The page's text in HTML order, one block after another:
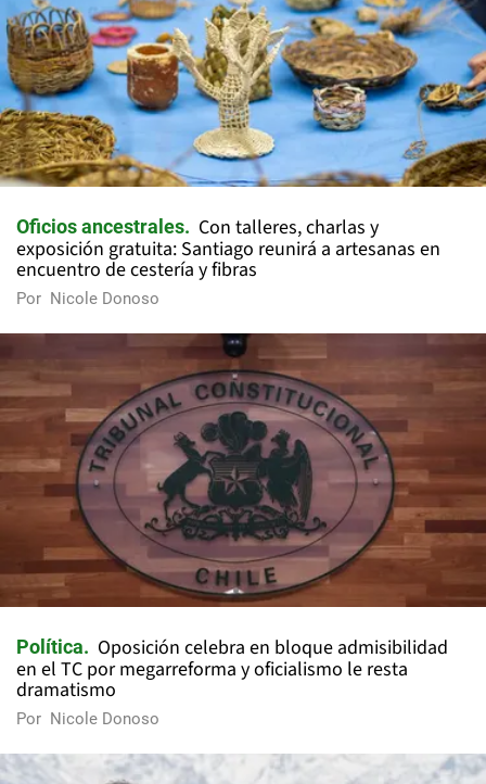
Oficios ancestrales
Con talleres, charlas y
exposición gratuita: Santiago reunirá a artesanas en
encuentro de cestería y fibras
Por Nicole Donoso
Política
Oposición celebra en bloque admisibilidad
en el TC por megarreforma y oficialismo le resta
dramatismo
Por Nicole Donoso